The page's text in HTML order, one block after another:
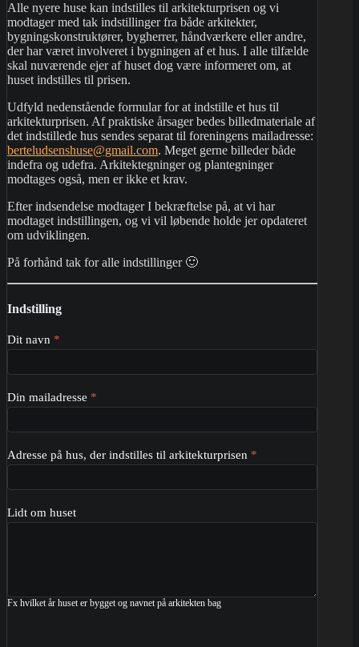
Alle nyere huse kan indstilles til arkitekturprisen og vi
modtager med tak indstillinger fra både arkitekter,
bygningskonstruktører, bygherrer, håndværkere eller andre,
der har været involveret i bygningen af et hus. I alle tilfælde
skal nuværende ejer af huset dog være informeret om, at
huset indstilles til prisen.
Udfyld nedenstående formular for at indstille et hus til
arkitekturprisen. Af praktiske årsager bedes billedmateriale af
det indstillede hus sendes separat til foreningens mailadresse:
berteludsenshuse@gmail.com. Meget gerne billeder både
indefra og udefra. Arkitektegninger og plantegninger
modtages også, men er ikke et krav.
Efter indsendelse modtager I bekræftelse på, at vi har
modtaget indstillingen, og vi vil løbende holde jer opdateret
om udviklingen.
På forhånd tak for alle indstillinger 🙂
Indstilling
Arkitekturpris
Dit navn *
Din mailadresse *
Adresse på hus, der indstilles til arkitekturprisen *
Lidt om huset
Fx hvilket år huset er bygget og navnet på arkitekten bag